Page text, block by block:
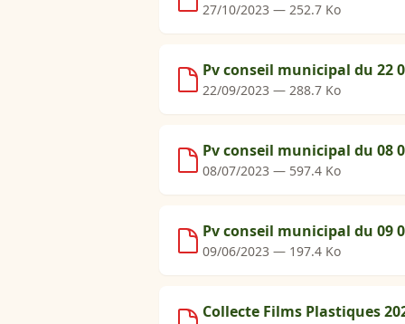
27/10/2023 — 252.7 Ko
Pv conseil municipal du 22
22/09/2023 — 288.7 Ko
Pv conseil municipal du 08
08/07/2023 — 597.4 Ko
Pv conseil municipal du 09
09/06/2023 — 197.4 Ko
Collecte Films Plastiques